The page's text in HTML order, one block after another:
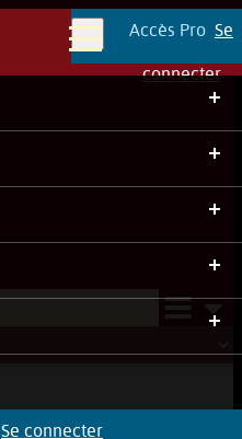
Menu
Se connecter
Accès Pro Se
connecter